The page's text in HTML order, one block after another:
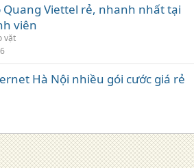
Quang Viettel rẻ, nhanh nhất tại
viên
vặt
Hà Nội nhiều gói cước giá rẻ